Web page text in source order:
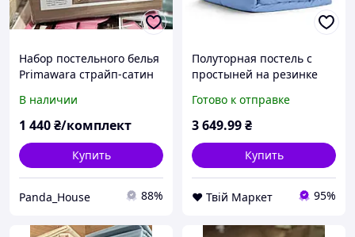
Набор постельного белья
Primawara страйп-сатин
премиальный комплект с
простыней на резинке
наволочками
В наличии
1 440₴/комплект
Купить
Panda_House 88%
Полуторная постель с
простыней на резинке
лазурный 160х220 см
Готово к отправке
3 649.99₴
Купить
❤️ Твій Маркет 95%